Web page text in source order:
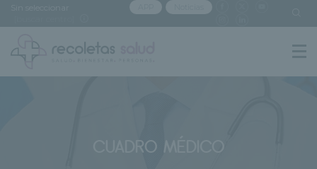
CUADRO MÉDICO